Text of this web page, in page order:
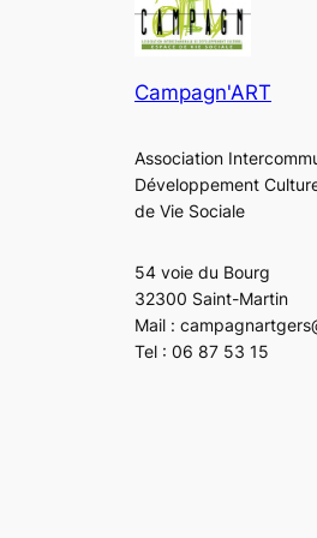
Campagn'ART
Association
Développement
de Vie Sociale
54 voie du Bourg
32300 Saint-Martin
Mail :
Tel : 06 87 53 15